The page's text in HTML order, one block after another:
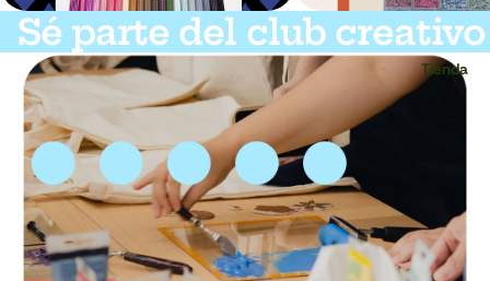
Tienda
Sé parte del club creativo